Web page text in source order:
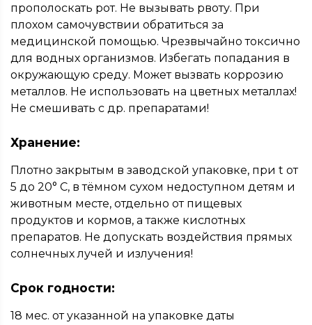
прополоскать рот. Не вызывать рвоту. При
плохом самочувствии обратиться за
медицинской помощью. Чрезвычайно токсично
для водных организмов. Избегать попадания в
окружающую среду. Может вызвать коррозию
металлов. Не использовать на цветных металлах!
Не смешивать с др. препаратами!
Хранение:
Плотно закрытым в заводской упаковке, при t от
5 до 20° С, в тёмном сухом недоступном детям и
животным месте, отдельно от пищевых
продуктов и кормов, а также кислотных
препаратов. Не допускать воздействия прямых
солнечных лучей и излучения!
Срок годности:
18 мес. от указанной на упаковке даты